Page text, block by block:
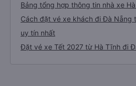
Bảng tổng hợp thông tin nhà xe
Cách đặt vé xe khách đi Đà Nẵng
uy tín nhất
Đặt vé xe Tết 2027 từ Hà Tĩnh đi